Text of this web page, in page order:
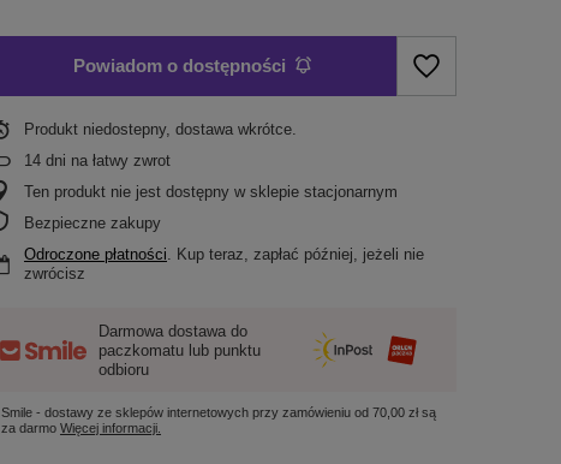
Powiadom o dostępności
Produkt niedostepny, dostawa wkrótce
14 dni na łatwy zwrot
Ten produkt nie jest dostępny w sklepie stacjonarnym
Bezpieczne zakupy
Odroczone płatności . Kup teraz, zapłać później, jeżeli nie
zwrócisz
Darmowa dostawa do
paczkomatu lub punktu
odbioru
Smile - dostawy ze sklepów internetowych przy zamówieniu od70,00 złsą
za darmoWięcej informacji.